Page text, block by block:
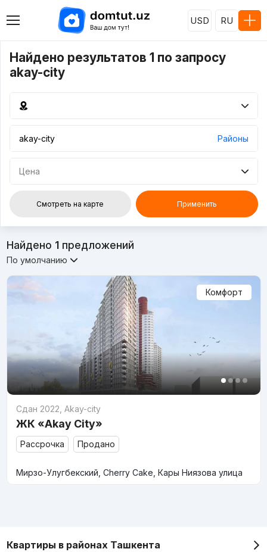
USD RU
Найдено результатов 1 по запросу
akay-city
Районы
Цена
Смотреть на карте Применить
Найдено 1предложений
По умолчанию
Комфорт
Сдан 2022 Akay-city
ЖК «Akay City»
Рассрочка Продано
Мирзо-Улугбекский, Cherry Cake, Кары Ниязова улица
Квартиры в районах Ташкента